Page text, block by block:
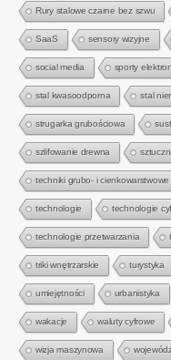
Rury stalowe czarne bez szwu
SaaS sensory wizyjne
social media sporty
stal kwasoodporna stal
strugarka grubościowa
szlifowanie drewna
techniki grubo- i cienkowarstwowe
technologie technologie
technologie przetwarzania
triki wnętrzarskie turystyka
umiejętności urbanistyka
wakacje waluty cyfrowe
wizja maszynowa